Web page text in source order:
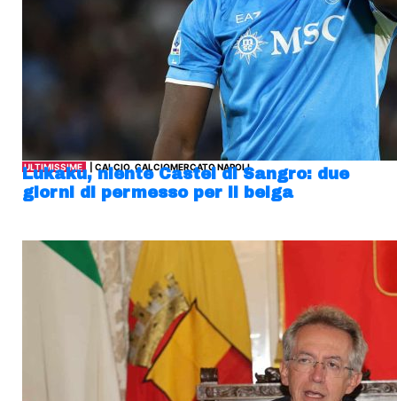
ULTIMISSIME | CALCIO, CALCIOMERCATO NAPOLI
Lukaku, niente Castel di Sangro: due
giorni di permesso per il belga